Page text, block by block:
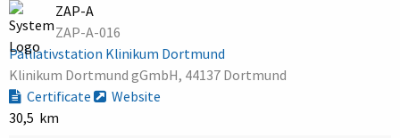
ZAP-A
ZAP-A-016
Palliativstation Klinikum Dortmund
Klinikum Dortmund gGmbH, 44137 Dortmund
Certificate
Website
30,5 km